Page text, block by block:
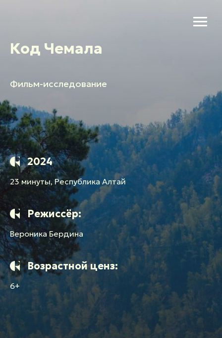
Код Чемала
Фильм-исследование
2024
23 минуты, Республика Алтай
Режиссёр:
Вероника Бердина
Возрастной ценз:
6+